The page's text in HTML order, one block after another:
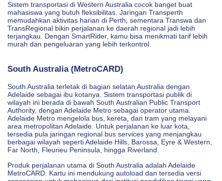
Sistem transportasi di Western Australia cocok banget buat
mahasiswa yang butuh fleksibilitas. Jaringan Transperth
memudahkan aktivitas harian di Perth, sementara Transwa dan
TransRegional bikin perjalanan ke daerah regional jadi lebih
terjangkau. Dengan SmartRider, kamu bisa menikmati tarif lebih
murah dan pengeluaran yang lebih terkontrol.
South Australia (MetroCARD)
South Australia terletak di bagian selatan Australia dengan
Adelaide sebagai ibu kotanya. Sistem transportasi publik di
wilayah ini berada di bawah South Australian Public Transport
Authority, dengan Adelaide Metro sebagai operator utama.
Adelaide Metro mengelola bus, kereta, dan tram yang melayani
area metropolitan Adelaide. Untuk perjalanan ke luar kota,
tersedia pula jaringan regional bus services yang menjangkau
berbagai wilayah seperti Adelaide Hills, Barossa, Eyre & Western,
Far North, Fleurieu Peninsula, hingga Riverland.
Produk perjalanan utama di South Australia adalah Adelaide
MetroCARD. Kartu ini mendukung autoload dan tersedia versi